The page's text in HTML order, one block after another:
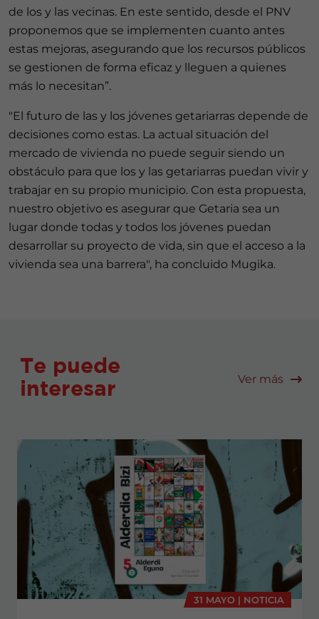
de los y las vecinas. En este sentido, desde el PNV
proponemos que se implementen cuanto antes
estas mejoras, asegurando que los recursos públicos
se gestionen de forma eficaz y lleguen a quienes
más lo necesitan”.
"El futuro de las y los jóvenes getariarras depende de
decisiones como estas. La actual situación del
mercado de vivienda no puede seguir siendo un
obstáculo para que los y las getariarras puedan vivir y
trabajar en su propio municipio. Con esta propuesta,
nuestro objetivo es asegurar que Getaria sea un
lugar donde todas y todos los jóvenes puedan
desarrollar su proyecto de vida, sin que el acceso a la
vivienda sea una barrera", ha concluido Mugika.
Te puede
interesar
Ver más
31 MAYO | NOTICIA